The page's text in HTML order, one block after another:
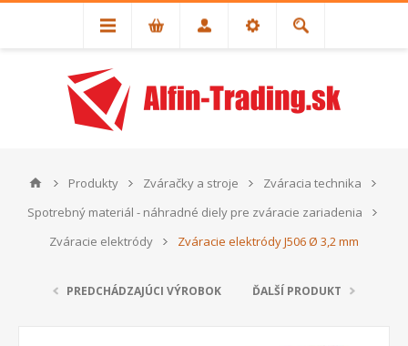
Produkty Zváračky a stroje
Zváracia technika
Spotrebný materiál - náhradné diely pre zváracie zariadenia
Zváracie elektródy
Zváracie elektródy J506 Ø 3,2 mm
PREDCHÁDZAJÚCI VÝROBOK ĎALŠÍ PRODUKT